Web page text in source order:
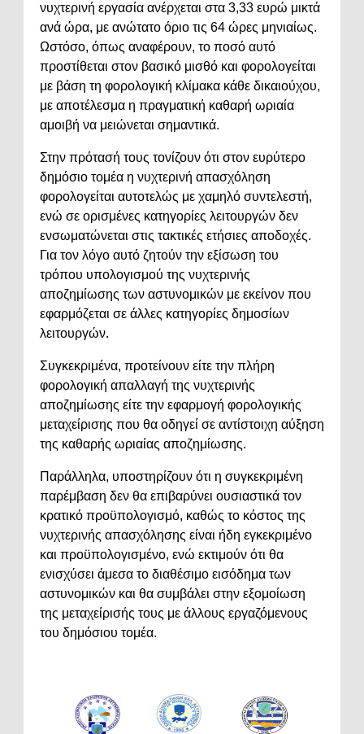
νυχτερινή εργασία ανέρχεται στα 3,33 ευρώ μικτά
ανά ώρα, με ανώτατο όριο τις 64 ώρες μηνιαίως.
Ωστόσο, όπως αναφέρουν, το ποσό αυτό
προστίθεται στον βασικό μισθό και φορολογείται
με βάση τη φορολογική κλίμακα κάθε δικαιούχου,
με αποτέλεσμα η πραγματική καθαρή ωριαία
αμοιβή να μειώνεται σημαντικά.
Στην πρότασή τους τονίζουν ότι στον ευρύτερο
δημόσιο τομέα η νυχτερινή απασχόληση
φορολογείται αυτοτελώς με χαμηλό συντελεστή,
ενώ σε ορισμένες κατηγορίες λειτουργών δεν
ενσωματώνεται στις τακτικές ετήσιες αποδοχές.
Για τον λόγο αυτό ζητούν την εξίσωση του
τρόπου υπολογισμού της νυχτερινής
αποζημίωσης των αστυνομικών με εκείνον που
εφαρμόζεται σε άλλες κατηγορίες δημοσίων
λειτουργών.
Συγκεκριμένα, προτείνουν είτε την πλήρη
φορολογική απαλλαγή της νυχτερινής
αποζημίωσης είτε την εφαρμογή φορολογικής
μεταχείρισης που θα οδηγεί σε αντίστοιχη αύξηση
της καθαρής ωριαίας αποζημίωσης.
Παράλληλα, υποστηρίζουν ότι η συγκεκριμένη
παρέμβαση δεν θα επιβαρύνει ουσιαστικά τον
κρατικό προϋπολογισμό, καθώς το κόστος της
νυχτερινής απασχόλησης είναι ήδη εγκεκριμένο
και προϋπολογισμένο, ενώ εκτιμούν ότι θα
ενισχύσει άμεσα το διαθέσιμο εισόδημα των
αστυνομικών και θα συμβάλει στην εξομοίωση
της μεταχείρισής τους με άλλους εργαζόμενους
του δημόσιου τομέα.